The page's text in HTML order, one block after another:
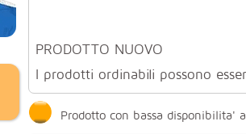
PRODOTTO NUOVO
I prodotti ordinabili possono
Prodotto con bassa disponibilita'